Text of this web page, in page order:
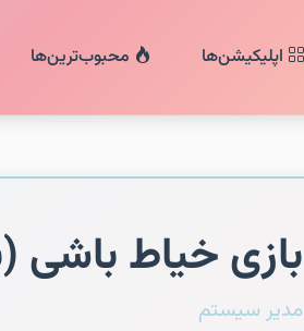
اپلیکیشن‌ها محبوب‌ترین‌ها
بازی خیاط باشی
مدیر سیستم